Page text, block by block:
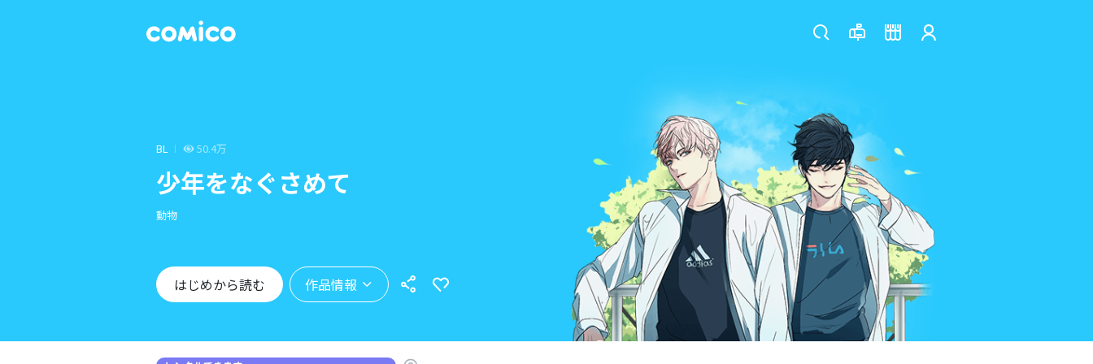
BL 50.4万
少年をなぐさめて
動物
はじめから読む 作品情報